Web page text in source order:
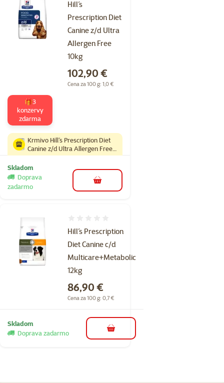
Hill´s
Prescription Diet
Canine z/d Ultra
Allergen Free
10kg
Cena
102,90 €
Cena za 100 g: 1,0 €
🎁3
konzervy
zdarma
Krmivo Hill´s Prescription Diet
Canine z/d Ultra Allergen Free
10kg
Skladom
Doprava
zadarmo
do košíka
Hill´s Prescription
Diet Canine c/d
Multicare+Metabolic
12kg
Cena
86,90 €
Cena za 100 g: 0,7 €
Skladom
Doprava zadarmo
do košíka